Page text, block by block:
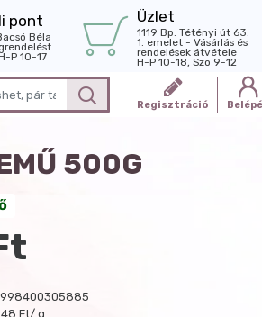
pont
Béla
P 10-17
Üzlet
1119 Bp. Tétényi út 63.
1. emelet - Vásárlás és
rendelések átvétele
H-P 10-18, Szo 9-12
Regisztráció
500G
Ft/ g